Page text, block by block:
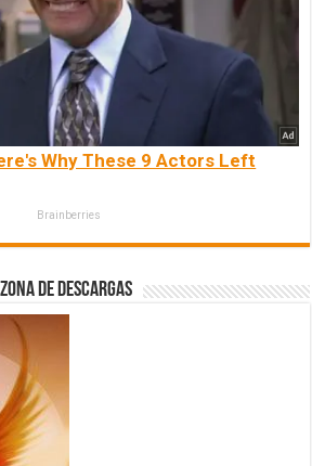
Why These 9 Actors Left
Brainberries
de Descargas